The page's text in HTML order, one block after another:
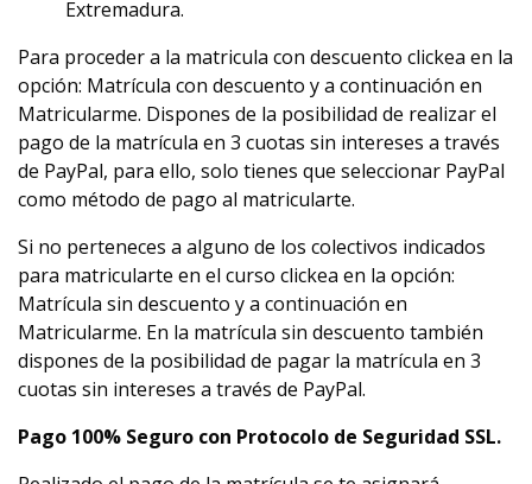
Extremadura.
Para proceder a la matricula con descuento clickea en la
opción: Matrícula con descuento y a continuación en
Matricularme. Dispones de la posibilidad de realizar el
pago de la matrícula en 3 cuotas sin intereses a través
de PayPal, para ello, solo tienes que seleccionar PayPal
como método de pago al matricularte.
Si no perteneces a alguno de los colectivos indicados
para matricularte en el curso clickea en la opción:
Matrícula sin descuento y a continuación en
Matricularme. En la matrícula sin descuento también
dispones de la posibilidad de pagar la matrícula en 3
cuotas sin intereses a través de PayPal.
Pago 100% Seguro con Protocolo de Seguridad SSL.